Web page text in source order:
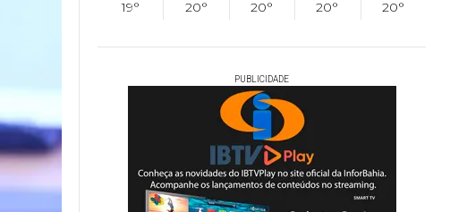
19°
20°
20°
20°
20°
PUBLICIDADE